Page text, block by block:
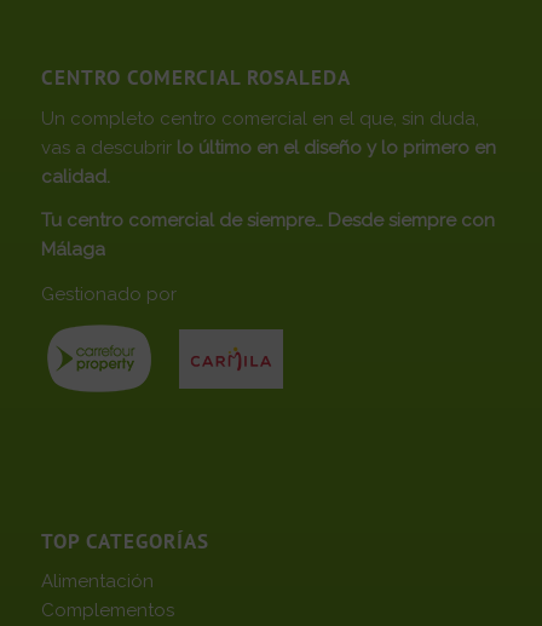
CENTRO COMERCIAL ROSALEDA
Un completo centro comercial en el que, sin duda,
vas a descubrir lo último en el diseño y lo primero en
calidad.
Tu centro comercial de siempre… Desde siempre con
Málaga
Gestionado por
TOP CATEGORÍAS
Alimentación
Complementos